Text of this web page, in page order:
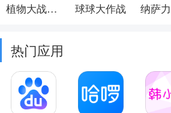
植物大战僵尸2 球球大作战
热门应用